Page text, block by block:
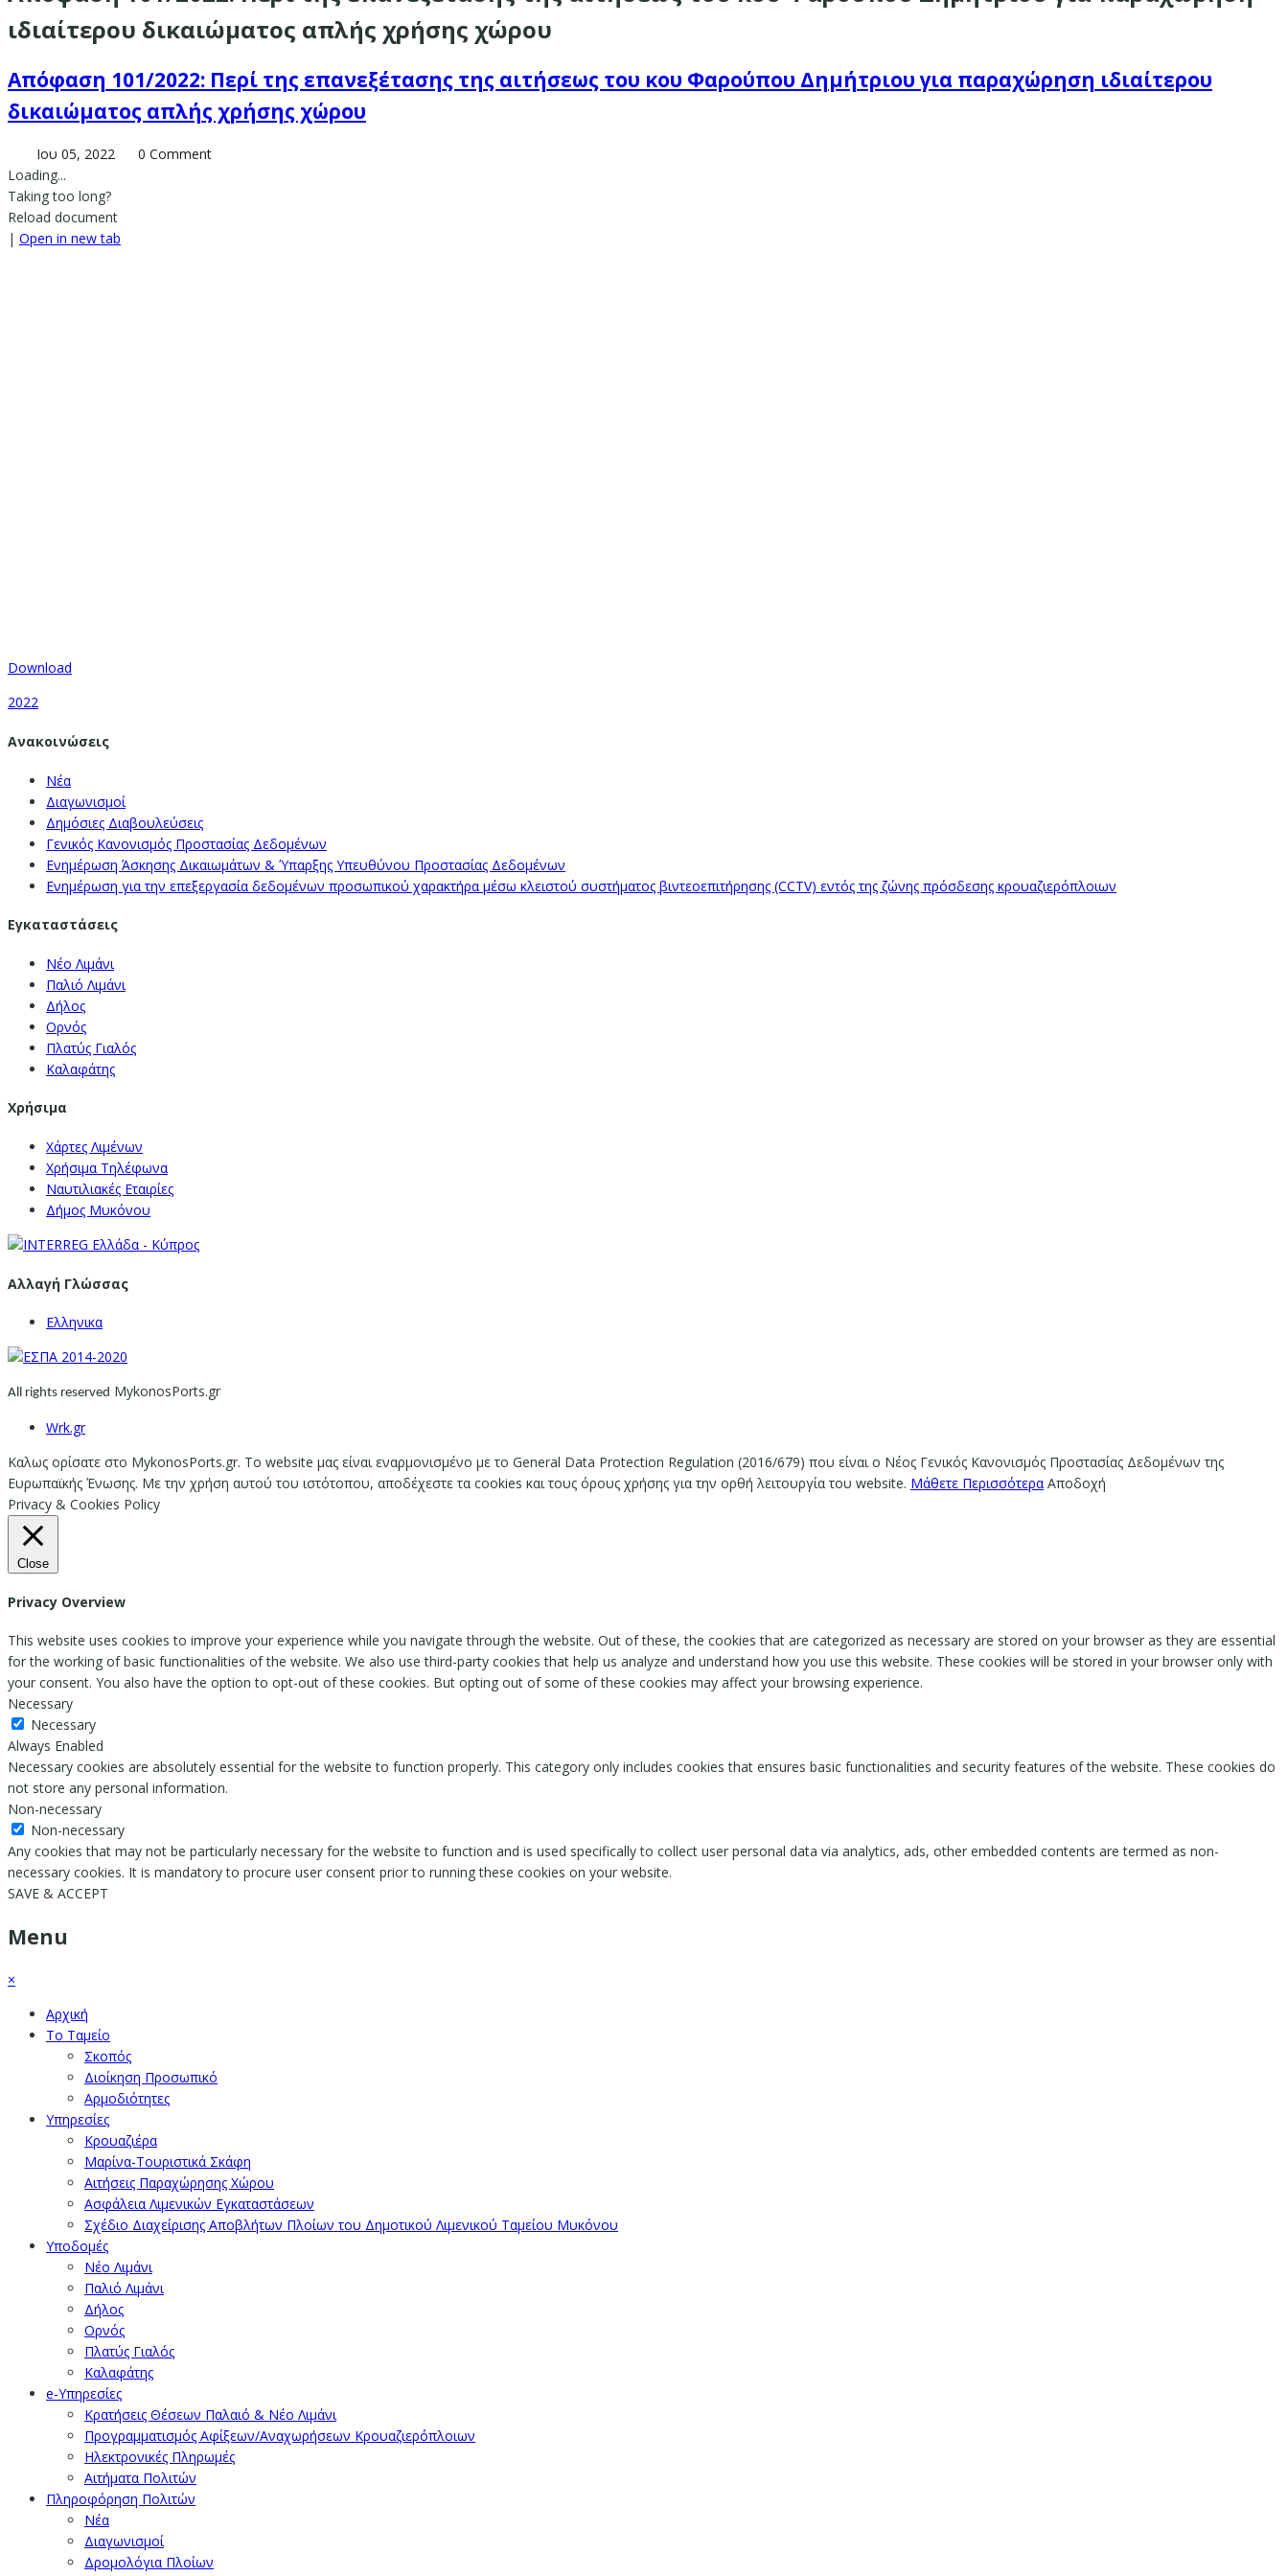
ιδιαίτερου δικαιώματος απλής χρήσης χώρου
Απόφαση 101/2022: Περί της επανεξέτασης της αιτήσεως του κου Φαρούπου Δημήτριου για παραχώρηση ιδιαίτερου
δικαιώματος απλής χρήσης χώρου
Ιου 05, 2022
0 Comment
Loading...
Taking too long?
Reload document
| Open in new tab
Download
2022
Ανακοινώσεις
Νέα
Διαγωνισμοί
Δημόσιες Διαβουλεύσεις
Γενικός Κανονισμός Προστασίας Δεδομένων
Ενημέρωση Άσκησης Δικαιωμάτων & Ύπαρξης Υπευθύνου Προστασίας Δεδομένων
Ενημέρωση για την επεξεργασία δεδομένων προσωπικού χαρακτήρα μέσω κλειστού συστήματος βιντεοεπιτήρησης (CCTV) εντός της ζώνης πρόσδεσης κρουαζιερόπλοιων
Εγκαταστάσεις
Νέο Λιμάνι
Παλιό Λιμάνι
Δήλος
Ορνός
Πλατύς Γιαλός
Καλαφάτης
Χρήσιμα
Χάρτες Λιμένων
Χρήσιμα Τηλέφωνα
Ναυτιλιακές Εταιρίες
Δήμος Μυκόνου
Αλλαγή Γλώσσας
Ελληνικα
All rights reserved MykonosPorts.gr
Wrk.gr
Καλως ορίσατε στο MykonosPorts.gr. Το website μας είναι εναρμονισμένο με το General Data Protection Regulation (2016/679) που είναι ο Νέος Γενικός Κανονισμός Προστασίας Δεδομένων της
Ευρωπαϊκής Ένωσης. Με την χρήση αυτού του ιστότοπου, αποδέχεστε τα cookies και τους όρους χρήσης για την ορθή λειτουργία του website. Μάθετε Περισσότερα Αποδοχή
Privacy & Cookies Policy
Close
Privacy Overview
This website uses cookies to improve your experience while you navigate through the website. Out of these, the cookies that are categorized as necessary are stored on your browser as they are essential
for the working of basic functionalities of the website. We also use third-party cookies that help us analyze and understand how you use this website. These cookies will be stored in your browser only with
your consent. You also have the option to opt-out of these cookies. But opting out of some of these cookies may affect your browsing experience.
Necessary
Necessary
Always Enabled
Necessary cookies are absolutely essential for the website to function properly. This category only includes cookies that ensures basic functionalities and security features of the website. These cookies do
not store any personal information.
Non-necessary
Non-necessary
Any cookies that may not be particularly necessary for the website to function and is used specifically to collect user personal data via analytics, ads, other embedded contents are termed as non-
necessary cookies. It is mandatory to procure user consent prior to running these cookies on your website.
SAVE & ACCEPT
Menu
×
Αρχική
Το Ταμείο
Σκοπός
Διοίκηση Προσωπικό
Αρμοδιότητες
Υπηρεσίες
Κρουαζιέρα
Μαρίνα-Τουριστικά Σκάφη
Αιτήσεις Παραχώρησης Χώρου
Ασφάλεια Λιμενικών Εγκαταστάσεων
Σχέδιο Διαχείρισης Αποβλήτων Πλοίων του Δημοτικού Λιμενικού Ταμείου Μυκόνου
Υποδομές
Νέο Λιμάνι
Παλιό Λιμάνι
Δήλος
Ορνός
Πλατύς Γιαλός
Καλαφάτης
e-Υπηρεσίες
Κρατήσεις Θέσεων Παλαιό & Νέο Λιμάνι
Προγραμματισμός Αφίξεων/Αναχωρήσεων Κρουαζιερόπλοιων
Ηλεκτρονικές Πληρωμές
Αιτήματα Πολιτών
Πληροφόρηση Πολιτών
Νέα
Διαγωνισμοί
Δρομολόγια Πλοίων